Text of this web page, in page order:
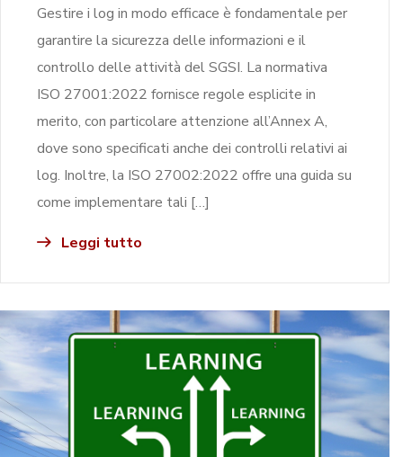
Gestire i log in modo efficace è fondamentale per
garantire la sicurezza delle informazioni e il
controllo delle attività del SGSI. La normativa
ISO 27001:2022 fornisce regole esplicite in
merito, con particolare attenzione all’Annex A,
dove sono specificati anche dei controlli relativi ai
log. Inoltre, la ISO 27002:2022 offre una guida su
come implementare tali […]
Leggi tutto